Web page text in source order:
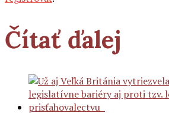
Čítať ďalej